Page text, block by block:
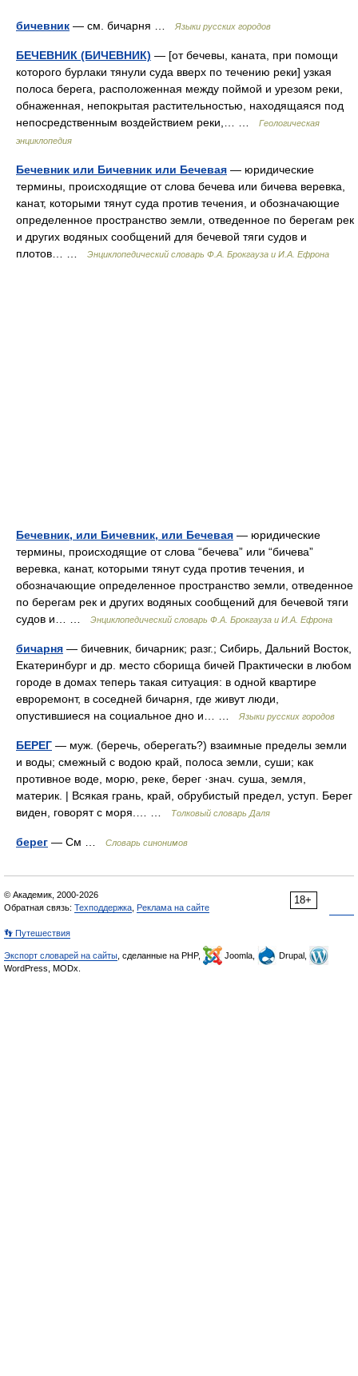
бичевник — см. бичарня … Языки русских городов
БЕЧЕВНИК (БИЧЕВНИК) — [от бечевы, каната, при помощи
которого бурлаки тянули суда вверх по течению реки] узкая
полоса берега, расположенная между поймой и урезом реки,
обнаженная, непокрытая растительностью, находящаяся под
непосредственным воздействием реки,… …
Геологическая
энциклопедия
Бечевник или Бичевник или Бечевая — юридические
термины, происходящие от слова бечева или бичева веревка,
канат, которыми тянут суда против течения, и обозначающие
определенное пространство земли, отведенное по берегам рек
и других водяных сообщений для бечевой тяги судов и
плотов… …
Энциклопедический словарь Ф.А. Брокгауза и И.А. Ефрона
Бечевник, или Бичевник, или Бечевая — юридические
термины, происходящие от слова “бечева” или “бичева”
веревка, канат, которыми тянут суда против течения, и
обозначающие определенное пространство земли, отведенное
по берегам рек и других водяных сообщений для бечевой тяги
судов и… …
Энциклопедический словарь Ф.А. Брокгауза и И.А. Ефрона
бичарня — бичевник, бичарник; разг.; Сибирь, Дальний Восток,
Екатеринбург и др. место сборища бичей Практически в любом
городе в домах теперь такая ситуация: в одной квартире
евроремонт, в соседней бичарня, где живут люди,
опустившиеся на социальное дно и… …
Языки русских городов
БЕРЕГ — муж. (беречь, оберегать?) взаимные пределы земли
и воды; смежный с водою край, полоса земли, суши; как
противное воде, морю, реке, берег ·знач. суша, земля,
материк. | Всякая грань, край, обрубистый предел, уступ. Берег
виден, говорят с моря.… …
Толковый словарь Даля
берег — См … Словарь синонимов
18+
© Академик, 2000-2026
Обратная связь: Техподдержка Реклама на сайте
👣 Путешествия
Экспорт словарей на сайты , сделанные на PHP, Joomla,
Drupal,
WordPress, MODx.